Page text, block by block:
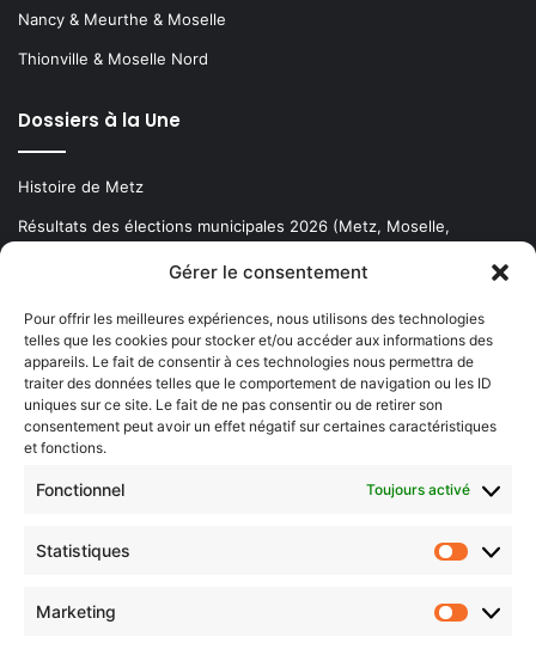
Gérer le consentement
Pour offrir les meilleures expériences, nous utilisons des technologies
telles que les cookies pour stocker et/ou accéder aux informations des
appareils. Le fait de consentir à ces technologies nous permettra de
traiter des données telles que le comportement de navigation ou les ID
uniques sur ce site. Le fait de ne pas consentir ou de retirer son
consentement peut avoir un effet négatif sur certaines caractéristiques
et fonctions.
Fonctionnel Toujours activé
Statistiques
Marketing
Nancy & Meurthe & Moselle
Thionville & Moselle Nord
Dossiers à la Une
Histoire de Metz
Résultats des élections municipales 2026 (Metz, Moselle,
Newsletter gratuite
Choisissez : matin, soir ou hebdo ?
votre